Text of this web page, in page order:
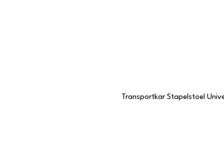
Transportkar Stapelstoel